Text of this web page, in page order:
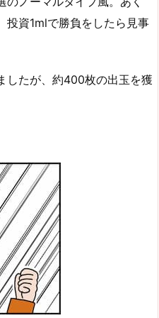
投資1mlで勝負をしたら見事
したが、約400枚の出玉を獲